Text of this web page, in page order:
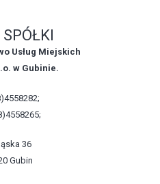
Usług Miejskich
w Gubinie.
36
Gubin